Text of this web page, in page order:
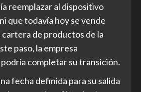
reemplazar al dispositivo
que todavía hoy se vende
cartera de productos de la
paso, la empresa
completar su transición.
fecha definida para su salida